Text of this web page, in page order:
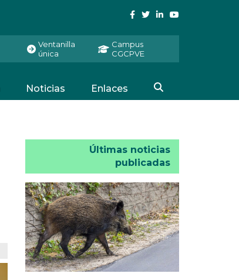
Ventanilla
única
Campus
CGCPVE
Noticias Enlaces
Últimas noticias
publicadas